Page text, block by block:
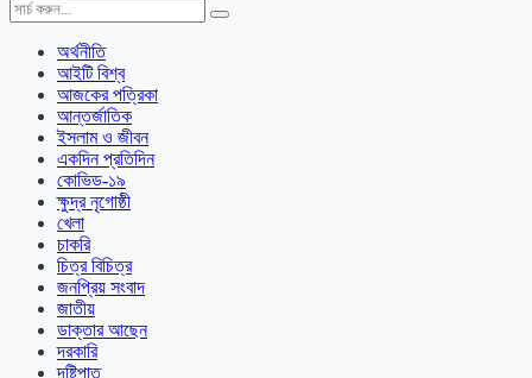
অর্থনীতি
আইটি বিশ্ব
আজকের পত্রিকা
আন্তর্জাতিক
ইসলাম ও জীবন
একদিন প্রতিদিন
কোভিড-১৯
ক্ষুদ্র নৃগোষ্ঠী
খেলা
চাকরি
চিত্র বিচিত্র
জনপ্রিয় সংবাদ
জাতীয়
ডাক্তার আছেন
দরকারি
দৃষ্টিপাত